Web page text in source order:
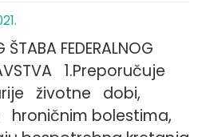
ŠTABA FEDERALNOG
1.Preporučuje
životne dobi,
bolestima,